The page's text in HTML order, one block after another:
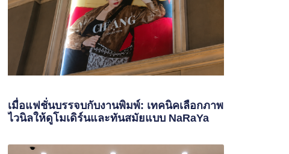
เมื่อแฟชั่นบรรจบกับงานพิมพ์: เทคนิคเลือกภาพ
ไวนิลให้ดูโมเดิร์นและทันสมัยแบบ NaRaYa